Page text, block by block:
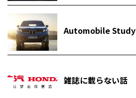
Automobile Study
雑誌に載らない話